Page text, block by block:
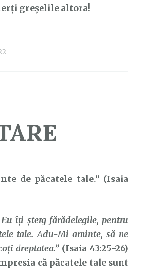
greșelile altora!
de păcatele tale.” (Isaia
Eu îţi şterg fărădelegile, pentru
tale. Adu-Mi aminte, să ne
dreptatea.” (Isaia 43:25-26)
că păcatele tale sunt